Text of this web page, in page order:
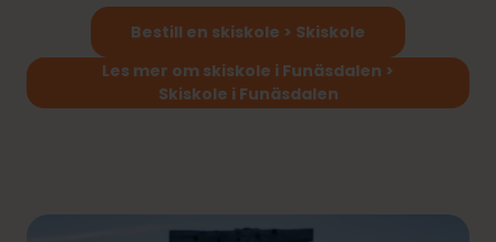
Bestill en skiskole > Skiskole
Les mer om skiskole i Funäsdalen >
Skiskole i Funäsdalen